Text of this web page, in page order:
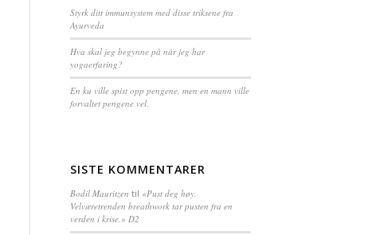
Styrk ditt immunsystem med disse triksene fra
Ayurveda
Hva skal jeg begynne på når jeg har
yogaerfaring?
En ku ville spist opp pengene, men en mann ville
forvaltet pengene vel.
SISTE KOMMENTARER
Bodil Mauritzen til «Pust deg høy.
Velværetrenden breathwork tar pusten fra en
verden i krise.» D2